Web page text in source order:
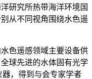
研究所热带海洋环境国
从不同视角围绕水色遥
色遥感领域主要设备供
球先进的水体固有光学
，得到与会专家学者